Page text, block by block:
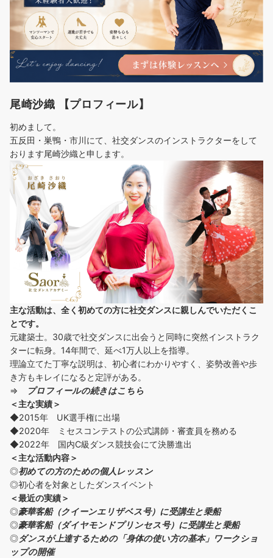
尾崎沙織 【プロフィール】
初めまして。
五反田・巣鴨・市川にて、社交ダンスのインストラクターをして
おります尾崎沙織と申します。
主な活動は、全く初めての方に社交ダンスに親しんでいただくこ
とです。
元建築士。30歳で社交ダンスに出会うと同時に突然インストラク
ターに転身。14年間で、延べ1万人以上を指導。
理論立てた丁寧な説明は、初心者にわかりやすく、姿勢改善や歩
き方もキレイになると定評がある。
⇒
プロフィールの続きはこちら
＜主な実績＞
◆2015年 UK選手権に出場
◆2020年 ミセスコンテストの公式講師・審査員を務める
◆2022年 国内C級ダンス競技会にて決勝進出
＜主な活動内容＞
◎初めての方のための個人レッスン
◎初心者を対象としたダンスイベント
＜最近の実績＞
◎豪華客船（クイーンエリザベス号）に受講生と乗船
◎豪華客船（ダイヤモンドプリンセス号）に受講生と乗船
◎ダンスが上達するための「身体の使い方の基本」ワークショ
ップの開催